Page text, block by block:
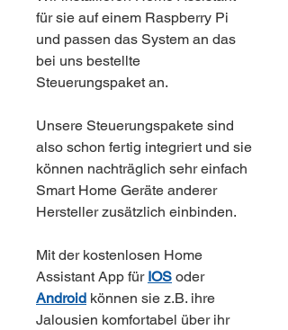
für sie auf einem Raspberry Pi
und passen das System an das
bei uns bestellte
Steuerungspaket an.
Unsere Steuerungspakete sind
also schon fertig integriert und sie
können nachträglich sehr einfach
Smart Home Geräte anderer
Hersteller zusätzlich einbinden.
Mit der kostenlosen Home
Assistant App für IOS oder
Android können sie z.B. ihre
Jalousien komfortabel über ihr